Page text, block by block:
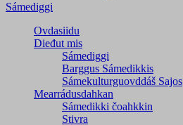
Sámediggi
Ovdasiidu
Dieđut mis
Sámediggi
Barggus Sámedikkis
Sámekulturguovddáš Sajos
Mearrádusdahkan
Sámedikki čoahkkin
Stivra